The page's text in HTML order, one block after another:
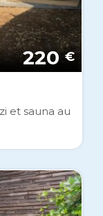
220 €
et sauna au